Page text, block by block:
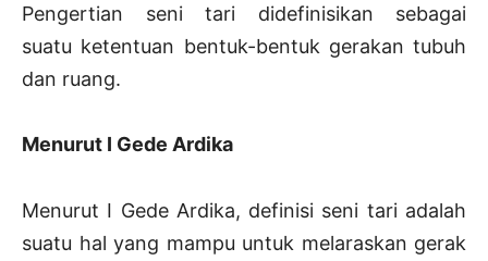
Pengertian seni tari didefinisikan sebagai
suatu ketentuan bentuk-bentuk gerakan tubuh
dan ruang.
Menurut I Gede Ardika
Menurut I Gede Ardika, definisi seni tari adalah
suatu hal yang mampu untuk melaraskan gerak